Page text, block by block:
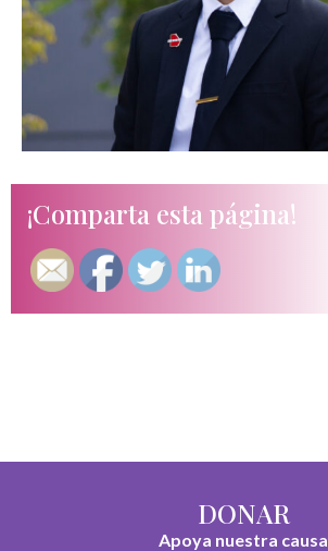
¡Comparta esta página!
DONAR
Apoya nuestra causa